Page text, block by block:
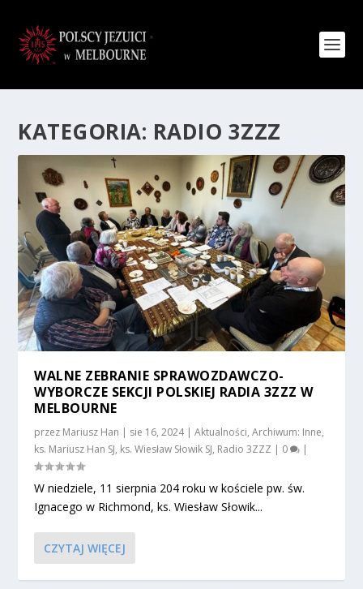
KATEGORIA: RADIO 3ZZZ
WALNE ZEBRANIE SPRAWOZDAWCZO-
WYBORCZE SEKCJI POLSKIEJ RADIA 3ZZZ W
MELBOURNE
przez Mariusz Han | sie 16, 2024|Aktualności,Archiwum: Inne,
ks. Mariusz Han SJ, ks. Wiesław Słowik SJ, Radio 3ZZZ | 0 |
W niedziele, 11 sierpnia 204 roku w kościele pw. św.
Ignacego w Richmond, ks. Wiesław Słowik...
CZYTAJ WIĘCEJ